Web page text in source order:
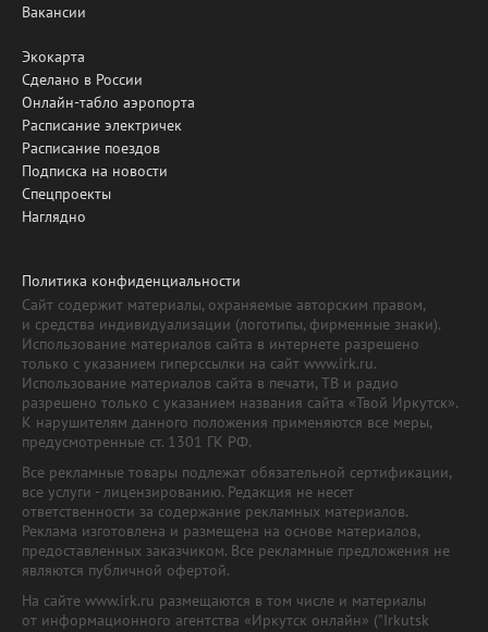
Вакансии
Экокарта
Сделано в России
Онлайн-табло аэропорта
Расписание электричек
Расписание поездов
Подписка на новости
Спецпроекты
Наглядно
Политика конфиденциальности
Сайт содержит материалы, охраняемые авторским правом,
и средства индивидуализации (логотипы, фирменные знаки).
Использование материалов сайта в интернете разрешено
только с указанием гиперссылки на сайт www.irk.ru.
Использование материалов сайта в печати, ТВ и радио
разрешено только с указанием названия сайта «Твой Иркутск».
К нарушителям данного положения применяются все меры,
предусмотренные ст. 1301 ГК РФ.
Все рекламные товары подлежат обязательной сертификации,
все услуги - лицензированию. Редакция не несет
ответственности за содержание рекламных материалов.
Реклама изготовлена и размещена на основе материалов,
предоставленных заказчиком. Все рекламные предложения не
являются публичной офертой.
На сайте www.irk.ru размещаются в том числе и материалы
от информационного агентства «Иркутск онлайн» ("Irkutsk